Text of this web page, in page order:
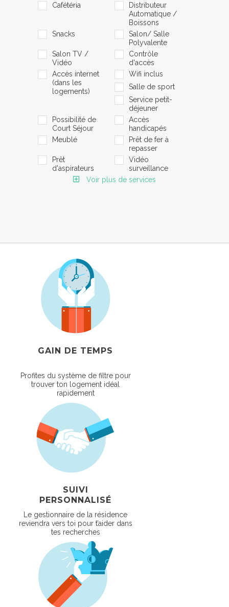
Cafétéria
Distributeur
Automatique /
Boissons
Snacks
Salon/ Salle
Polyvalente
Salon TV /
Vidéo
Contrôle
d'accès
Accès internet
(dans les
logements)
Wifi inclus
Salle de sport
Service petit-
déjeuner
Possibilité de
Court Séjour
Accès
handicapés
Meublé
Prêt de fer à
repasser
Prêt
d'aspirateurs
Vidéo
surveillance
Voir plus de services
GAIN DE TEMPS
Profites du système de filtre pour
trouver ton logement idéal
rapidement
SUIVI
PERSONNALISÉ
Le gestionnaire de la résidence
reviendra vers toi pour t’aider dans
tes recherches